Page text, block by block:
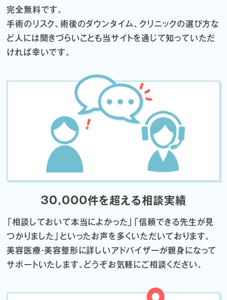
完全無料です。
手術のリスク、術後のダウンタイム、クリニックの選び方な
ど 人には聞きづらいことも当サイトを通じて知っていただ
ければ幸いです。
30,000件を超える相談実績
「相談しておいて本当によかった」「信頼できる先生が見
つかりました」 といったお声を多くいただいております。
美容医療・美容整形に詳しいアドバイザーが親身になって
サポートいたします。 どうぞお気軽にご相談ください。